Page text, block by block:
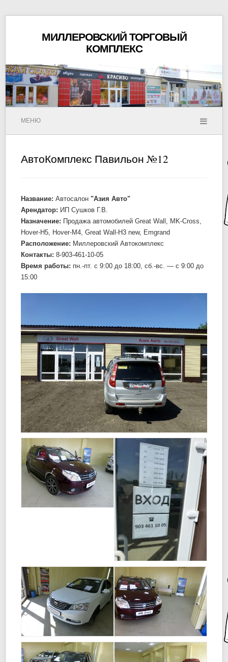
МИЛЛЕРОВСКИЙ ТОРГОВЫЙ
КОМПЛЕКС
МЕНЮ
АвтоКомплекс Павильон №12
Название: Автосалон "Азия Авто"
Арендатор: ИП Сушков Г.В.
Назначение: Продажа автомобилей Great Wall, MK-Cross,
Hover-H5, Hover-M4, Great Wall-H3 new, Emgrand
Расположение: Миллеровский Автокомплекс
Контакты: 8-903-461-10-05
Время работы: пн.-пт. c 9:00 до 18:00, сб.-вс. — c 9:00 до
15:00